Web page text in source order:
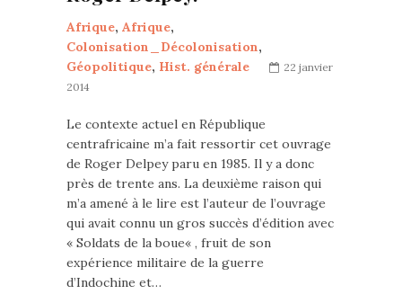
Afrique, Afrique,
Colonisation_Décolonisation,
Géopolitique, Hist. générale
22 janvier
2014
Le contexte actuel en République
centrafricaine m’a fait ressortir cet ouvrage
de Roger Delpey paru en 1985. Il y a donc
près de trente ans. La deuxième raison qui
m’a amené à le lire est l’auteur de l’ouvrage
qui avait connu un gros succès d’édition avec
« Soldats de la boue« , fruit de son
expérience militaire de la guerre
d’Indochine et…